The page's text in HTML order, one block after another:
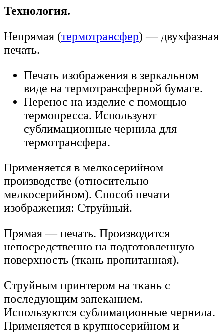
Технология.
Непрямая (термотрансфер) — двухфазная
печать.
Печать изображения в зеркальном
виде на термотрансферной бумаге.
Перенос на изделие с помощью
термопресса. Используют
сублимационные чернила для
термотрансфера.
Применяется в мелкосерийном
производстве (относительно
мелкосерийном). Способ печати
изображения: Струйный.
Прямая — печать. Производится
непосредственно на подготовленную
поверхность (ткань пропитанная).
Струйным принтером на ткань с
последующим запеканием.
Используются сублимационные чернила.
Применяется в крупносерийном и